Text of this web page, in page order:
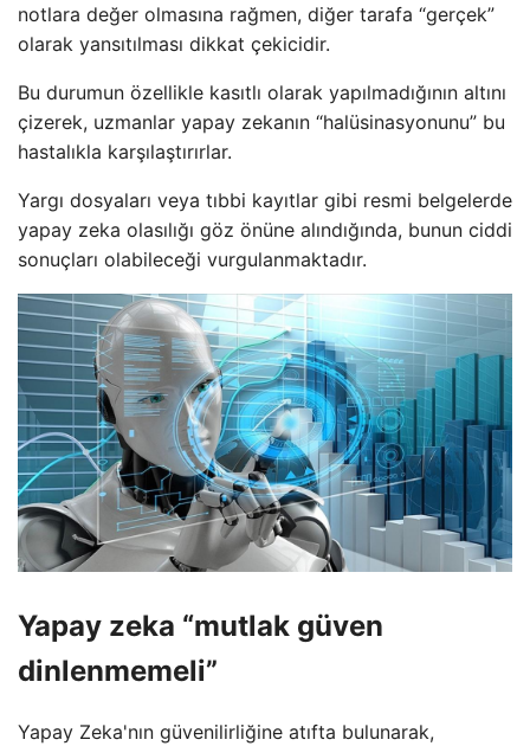
notlara değer olmasına rağmen, diğer tarafa “gerçek”
olarak yansıtılması dikkat çekicidir.
Bu durumun özellikle kasıtlı olarak yapılmadığının altını
çizerek, uzmanlar yapay zekanın “halüsinasyonunu” bu
hastalıkla karşılaştırırlar.
Yargı dosyaları veya tıbbi kayıtlar gibi resmi belgelerde
yapay zeka olasılığı göz önüne alındığında, bunun ciddi
sonuçları olabileceği vurgulanmaktadır.
Yapay zeka “mutlak güven
dinlenmemeli”
Yapay Zeka'nın güvenilirliğine atıfta bulunarak,